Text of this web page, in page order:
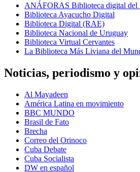
ANÁFORAS Biblioteca digital del
Biblioteca Ayacucho Digital
Biblioteca Digital (RAE)
Biblioteca Nacional de Uruguay
Biblioteca Virtual Cervantes
La Biblioteca Más Liviana del
Noticias, periodismo y
Al Mayadeen
América Latina en movimiento
BBC MUNDO
Brasil de Fato
Brecha
Correo del Orinoco
Cuba Debate
Cuba Socialista
DW en español